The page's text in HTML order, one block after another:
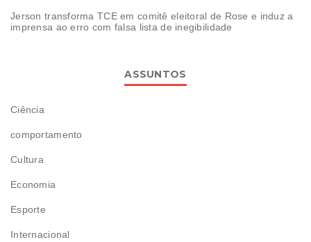
Jerson transforma TCE em comitê eleitoral de Rose e induz a
imprensa ao erro com falsa lista de inegibilidade
ASSUNTOS
Ciência
comportamento
Cultura
Economia
Esporte
Internacional